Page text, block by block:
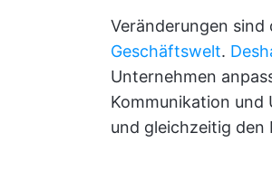
Veränderungen
Geschäftswelt.
Unternehmen
Kommunikation und
und gleichzeitig den